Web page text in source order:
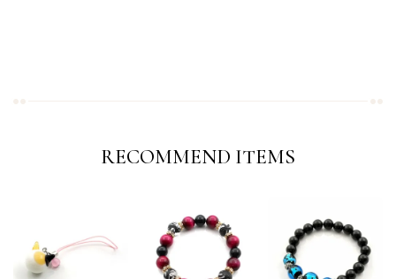
RECOMMEND ITEMS